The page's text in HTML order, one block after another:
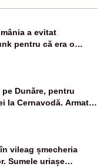
a evitat
pentru că era o
și fondurile de
Dunăre, pentru
la Cernavodă. Armata
și va devia apa
vileag șmecheria
Sumele uriașe